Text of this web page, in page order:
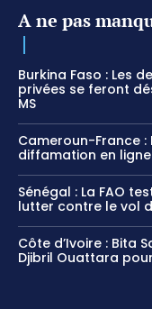
A ne pas
Burkina Faso : Les
privées se feront
MS
Cameroun-France :
diffamation en
Sénégal : La FAO
lutter contre le vol
Côte d’Ivoire : Bita
Djibril Ouattara